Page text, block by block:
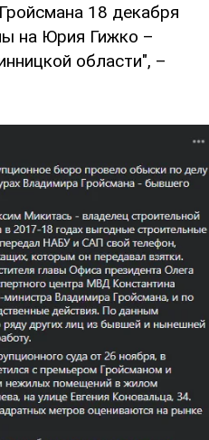
18 декабря
на Юрия Гижко –
области", –